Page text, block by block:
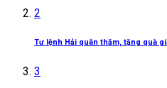
2
Tư lệnh Hải quân thăm, tặng quà
3